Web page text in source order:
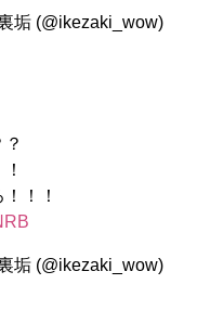
垢 (@ikezaki_wow)
！！
垢 (@ikezaki_wow)